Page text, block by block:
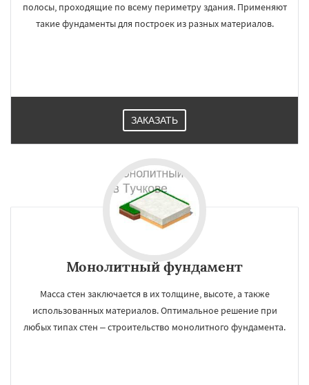
полосы, проходящие по всему периметру здания. Применяют
такие фундаменты для построек из разных материалов.
ЗАКАЗАТЬ
Монолитный фундамент
Масса стен заключается в их толщине, высоте, а также
использованных материалов. Оптимальное решение при
любых типах стен – строительство монолитного фундамента.